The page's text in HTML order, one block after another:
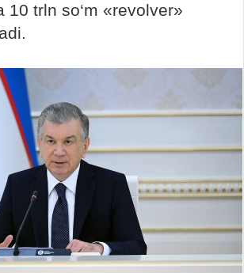
10 trln so‘m «revolver»